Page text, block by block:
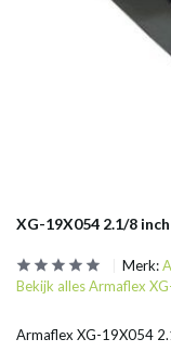
XG-19X054 2.1/8 inch
Merk:
Bekijk alles Armaflex
Armaflex XG-19X054